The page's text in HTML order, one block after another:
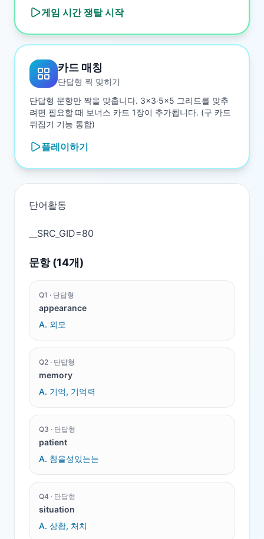
게임 시간 쟁탈시작
카드 매칭
단답형 짝 맞히기
단답형 문항만 짝을 맞춥니다. 3×3·5×5 그리드를 맞추
려면 필요할 때 보너스 카드 1장이 추가됩니다. (구 카드
뒤집기 기능 통합)
플레이하기
단어활동
문항 (14개)
Q1 · 단답형
appearance
A. 외모
Q2 · 단답형
memory
A. 기억, 기억력
Q3 · 단답형
patient
A. 참을성있는는
Q4 · 단답형
situation
A. 상황, 처치